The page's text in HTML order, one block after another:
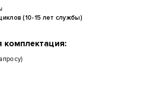
(10-15 лет службы)
комплектация: